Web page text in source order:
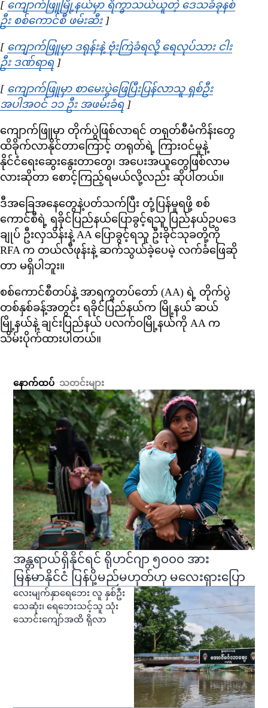
[ ကျောက်ဖြူမြို့နယ်မှာ ရိက္ခာသယ်ယူတဲ့ ဒေသခံခုနစ်
ဦး စစ်ကောင်စီ ဖမ်းဆီးOpens in new window
]
[ ကျောက်ဖြူမှာ ဒရုန်းနဲ့ ဗုံးကြဲခံရလို့ ရေလုပ်သား ငါး
ဦး ဒဏ်ရာရOpens in new window
]
[ ကျောက်ဖြူမှာ စာမေးပွဲဖြေပြီးပြန်လာသူ ရှစ်ဦး
အပါအဝင် ၁၁ ဦး အဖမ်းခံရOpens in new window
]
ကျောက်ဖြူမှာ တိုက်ပွဲဖြစ်လာရင် တရုတ်စီမံကိန်းတွေ
ထိခိုက်လာနိုင်တာကြောင့် တရုတ်ရဲ့ ကြားဝင်မှုနဲ့
နိုင်ငံရေးဆွေးနွေးတာတွေ၊ အပေးအယူတွေဖြစ်လာမ
လားဆိုတာ စောင့်ကြည့်ရမယ်လို့လည်း ဆိုပါတယ်။
ဒီအခြေအနေတွေနဲ့ပတ်သက်ပြီး တုံ့ပြန်မှုရဖို့ စစ်
ကောင်စီရဲ့ ရခိုင်ပြည်နယ်ပြောခွင့်ရသူ ပြည်နယ်ဥပဒေ
ချုပ် ဦးလှသိန်းနဲ့ AA ပြောခွင့်ရသူ ဦးခိုင်သုခတို့ကို
RFA က တယ်လီဖုန်းနဲ့ ဆက်သွယ်ခဲ့ပေမဲ့ လက်ခံဖြေဆို
တာ မရှိပါဘူး။
စစ်ကောင်စီတပ်နဲ့ အာရက္ခတပ်တော် (AA) ရဲ့ တိုက်ပွဲ
တစ်နှစ်ခန့်အတွင်း ရခိုင်ပြည်နယ်က မြို့နယ် ဆယ်
မြို့နယ်နဲ့ ချင်းပြည်နယ် ပလက်ဝမြို့နယ်ကို AA က
သိမ်းပိုက်ထားပါတယ်။
နောက်ထပ် သတင်းများ
အန္တရာယ်ရှိနိုင်ရင် ရိုဟင်ဂျာ ၅၀၀၀ အား
မြန်မာနိုင်ငံ ပြန်ပို့မည်မဟုတ်ဟု မလေးရှားပြော
လေးမျက်နှာရေဘေး လူ နှစ်ဦး
သေဆုံး၊ ရေဘေးသင့်သူ သုံး
သောင်းကျော်အထိ ရှိလာ